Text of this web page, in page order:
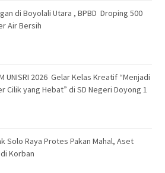
di Boyolali Utara , BPBD Droping 500
Air Bersih
UNISRI 2026 Gelar Kelas Kreatif “Menjadi
Cilik yang Hebat” di SD Negeri Doyong 1
Solo Raya Protes Pakan Mahal, Aset
Korban